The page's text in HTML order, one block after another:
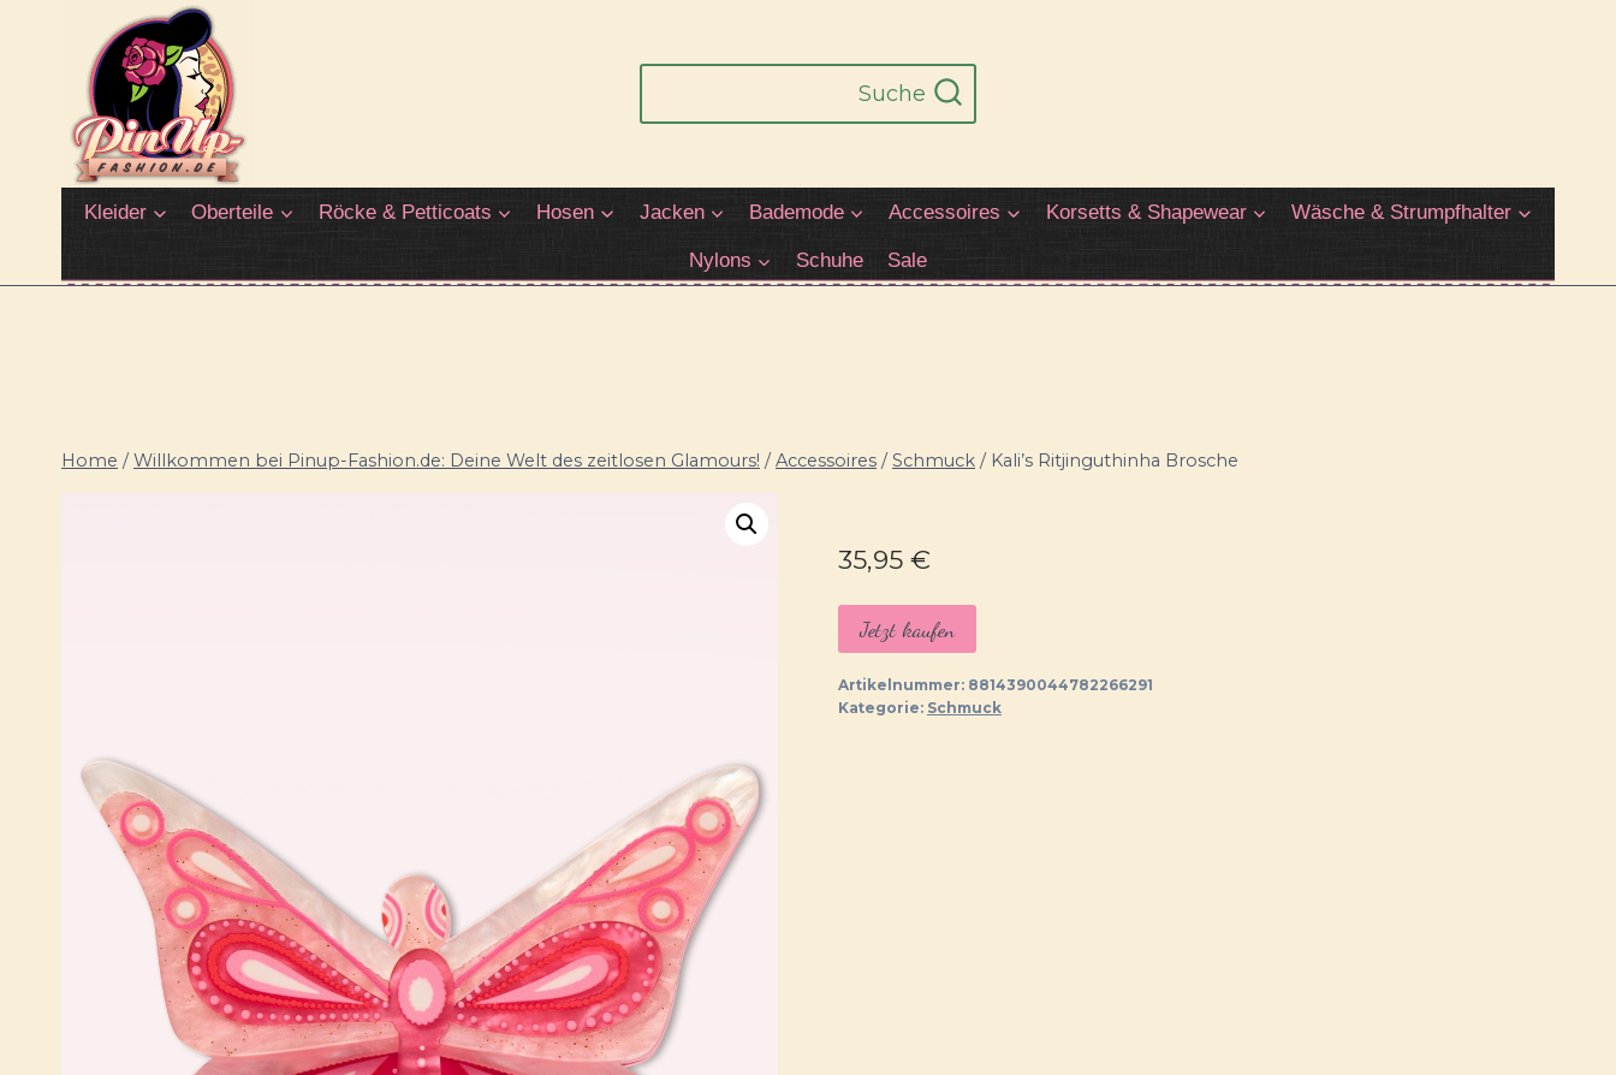
springen
Suche
Kleider Oberteile Röcke & Petticoats Hosen Jacken Bademode Accessoires Korsetts & Shapewear Wäsche & Strumpfhalter
Nylons Schuhe Sale
Home / Willkommen bei Pinup-Fashion.de: Deine Welt des zeitlosen Glamours! / Accessoires / Schmuck / Kali’s Ritjinguthinha Brosche
35,95 €
Jetzt kaufen
Artikelnummer: 8814390044782266291
Kategorie: Schmuck